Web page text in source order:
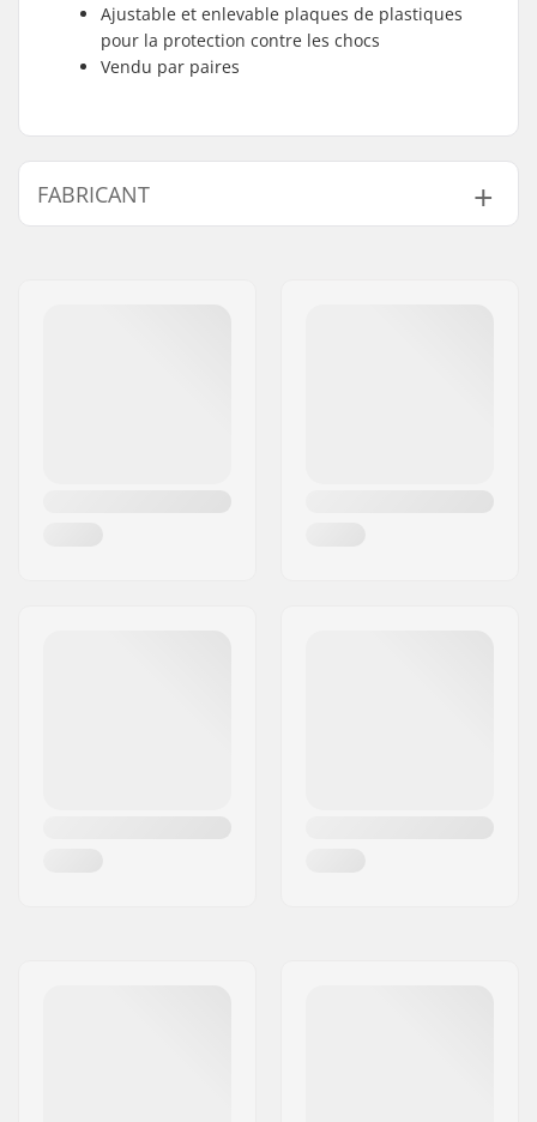
Ajustable et enlevable plaques de plastiques
pour la protection contre les chocs
Vendu par paires
FABRICANT